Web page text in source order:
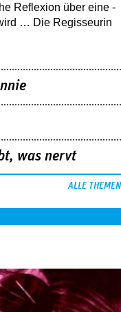
Reflexion über eine
… Die Regisseurin
was nervt
ALLE THEMEN